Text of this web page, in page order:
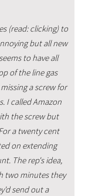
(read: clicking) to
but all new
to have all
of the line gas
a screw for
I called Amazon
the screw but
a twenty cent
on extending
The rep's idea,
two minutes they
send out a